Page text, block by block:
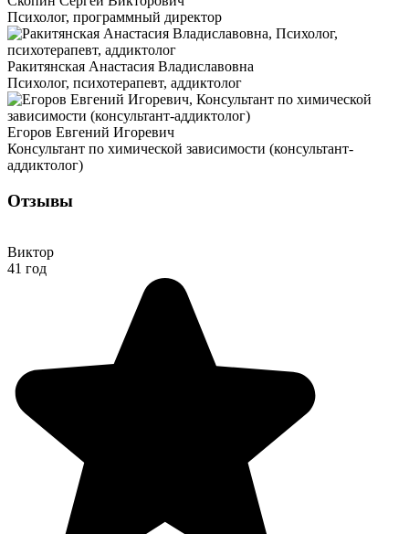
Психолог, программный директор
Ракитянская Анастасия Владиславовна
Психолог, психотерапевт, аддиктолог
Егоров Евгений Игоревич
Консультант по химической зависимости (консультант-
аддиктолог)
Отзывы
Виктор
41 год